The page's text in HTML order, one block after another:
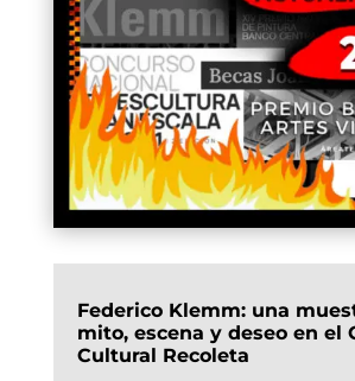
Federico Klemm: una
mito, escena y deseo en el
Cultural Recoleta